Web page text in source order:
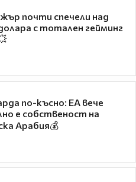
почти спечели над
с тотален гейминг
по-късно: EA вече
е собственост на
Арабия💰